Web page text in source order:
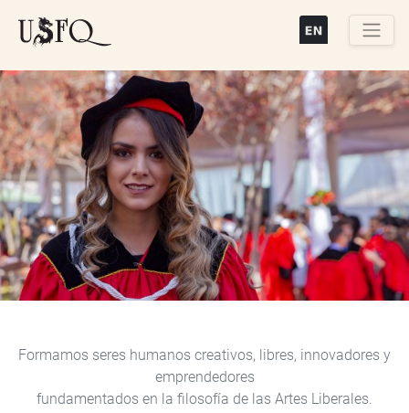
principal
Previous Next
Formamos seres humanos creativos, libres, innovadores y
emprendedores
fundamentados en la filosofía de las Artes Liberales.